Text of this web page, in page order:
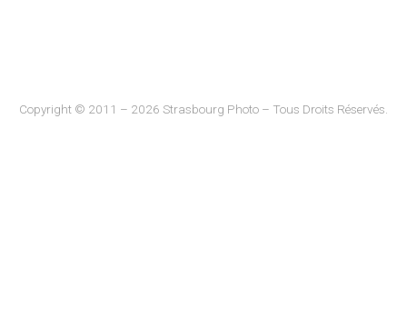
Copyright © 2011 – 2026 Strasbourg Photo – Tous Droits Réservés.